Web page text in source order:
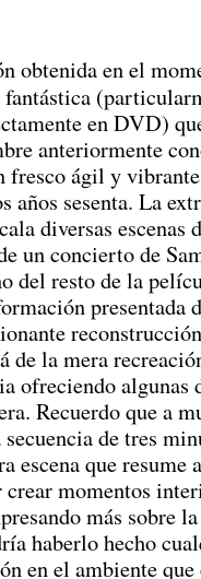
obtenida en el
en DVD)
anteriormente
fresco ágil y
años sesenta. La
diversas escenas
un concierto de
del resto de la
presentada
de la mera
ofreciendo algunas
Recuerdo que a
de tres
escena que resume
momentos
más sobre
haberlo hecho
en el ambiente que